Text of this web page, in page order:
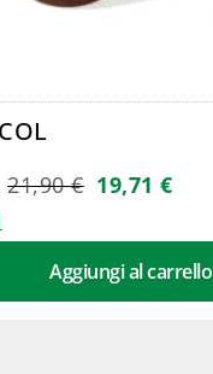
21,90€ 19,71€
Aggiungi al carrello